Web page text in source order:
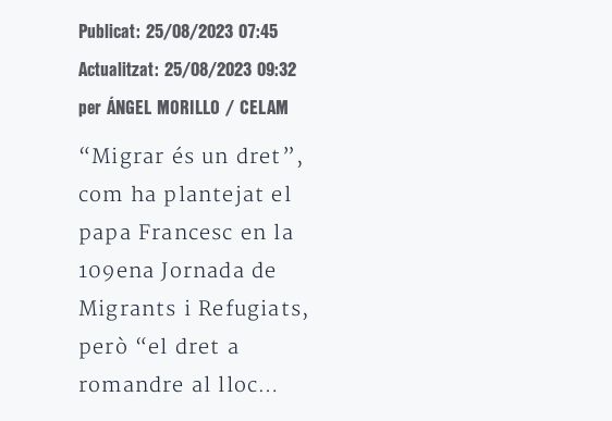
Publicat: 25/08/2023 07:45
Actualitzat: 25/08/2023 09:32
per ÁNGEL MORILLO / CELAM
“Migrar és un dret”,
com ha plantejat el
papa Francesc en la
109ena Jornada de
Migrants i Refugiats,
però “el dret a
romandre al lloc…